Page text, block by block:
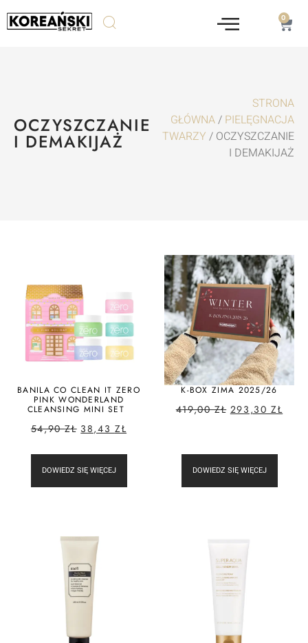
0
OCZYSZCZANIE
I DEMAKIJAŻ
STRONA
GŁÓWNA/ PIELĘGNACJA
TWARZY / OCZYSZCZANIE
I DEMAKIJAŻ
BANILA CO CLEAN IT ZERO
PINK WONDERLAND
CLEANSING MINI SET
54,90ZŁ 38,43 ZŁ
DOWIEDZ SIĘ WIĘCEJ
K-BOX ZIMA 2025/26
419,00ZŁ 293,30 ZŁ
DOWIEDZ SIĘ WIĘCEJ